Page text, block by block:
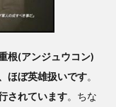
根(アンジュウコン)
ほぼ英雄扱いです。
されています。ちな